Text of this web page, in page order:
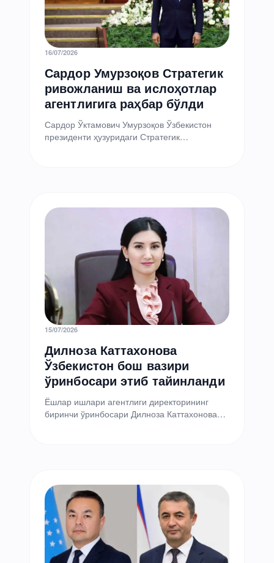
16/07/2026
Сардор Умурзоқов Стратегик
ривожланиш ва ислоҳотлар
агентлигига раҳбар бўлди
Сардор Ўктамович Умурзоқов Ўзбекистон
президенти ҳузуридаги Стратегик
15/07/2026
Дилноза Каттахонова
Ўзбекистон бош вазири
ўринбосари этиб тайинланди
Ёшлар ишлари агентлиги директорининг
биринчи ўринбосари Дилноза Каттахонова